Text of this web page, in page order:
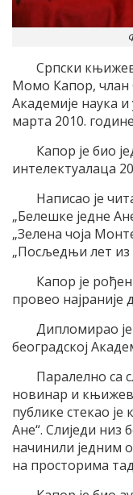
Српски
Момо Капор, члан
Академије наука и
марта 2010.
Капор је био
интелектуалаца
Написао је
„Белешке једне
„Зелена чоја
„Посљедњи лет из
Капор је рођен
провео најраније
Дипломирао
београдској
Паралелно са
новинар и
публике стекао је
Ане“. Слиједи низ
начинили једним
на просторима